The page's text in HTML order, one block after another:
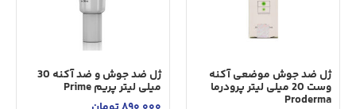
ژل ضد جوش موضعی آکنه
وست 20 میلی لیتر پرودرما
Proderma
ژل ضد جوش و ضد آکنه 30
میلی لیتر پریم Prime